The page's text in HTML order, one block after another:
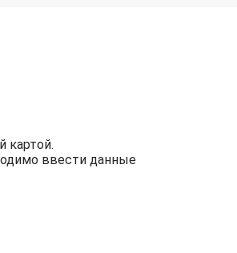
картой.
ввести данные